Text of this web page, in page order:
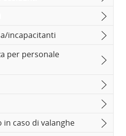
incapacitanti
per personale
in caso di valanghe